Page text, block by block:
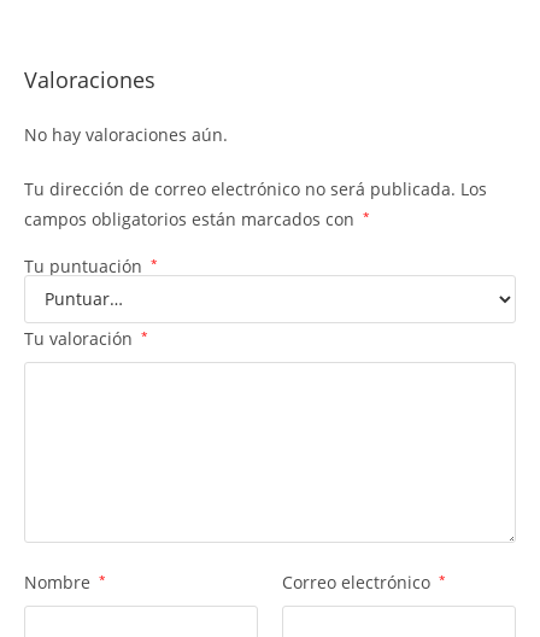
Valoraciones
No hay valoraciones aún.
Tu dirección de correo electrónico no será publicada. Los
campos obligatorios están marcados con *
Tu puntuación *
Tu valoración *
Nombre * Correo electrónico *